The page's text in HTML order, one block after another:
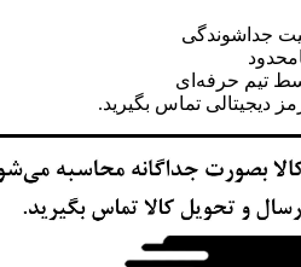
جداشوندگی
تیم حرفه‌ای
دیجیتالی تماس بگیرید.